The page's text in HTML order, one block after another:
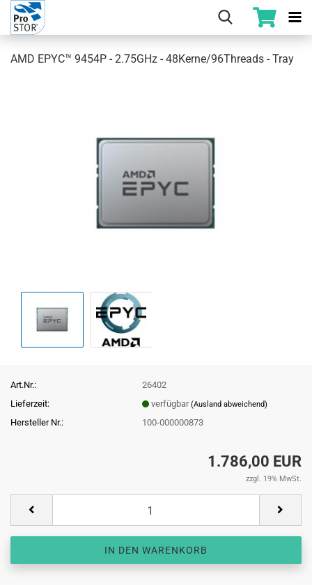
AMD EPYC™ 9454P - 2.75GHz - 48Kerne/96Threads - Tray
Art.Nr.:
26402
Lieferzeit:
verfügbar(Ausland abweichend)
Hersteller Nr.: 100-000000873
1.786,00 EUR
zzgl. 19% MwSt.